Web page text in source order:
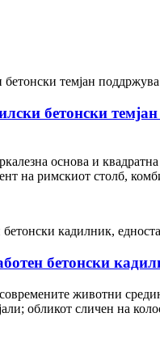
бетонски
основа и
на римскиот столб,
бетонски
животни
обликот сличен на